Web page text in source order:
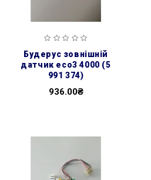
будерус зовнішній
датчик есо3 4000 (5
991 374)
936.00₴